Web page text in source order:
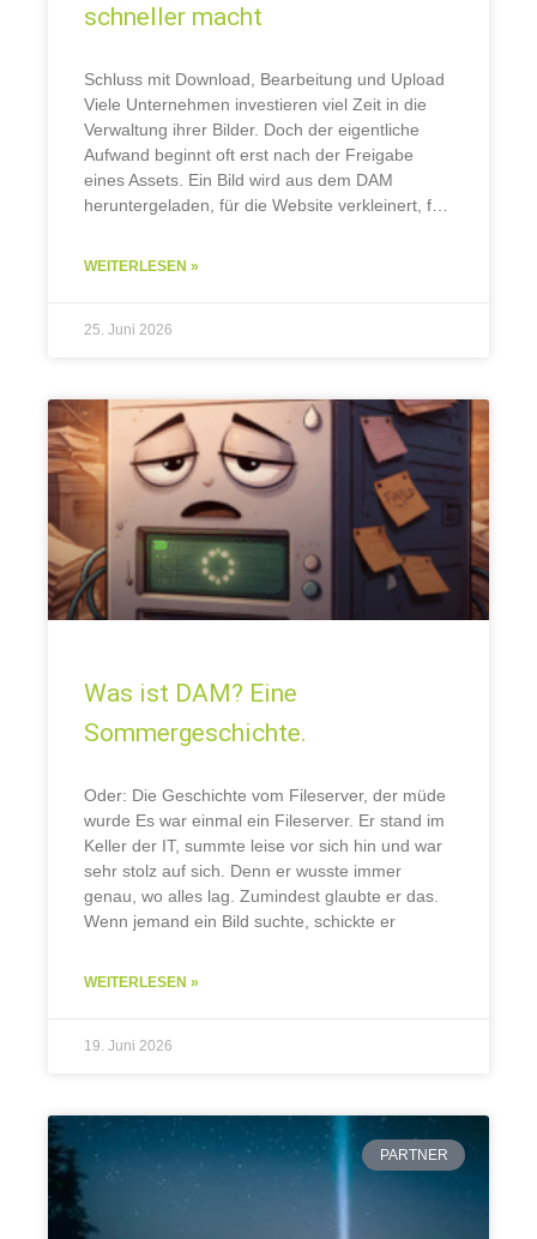
schneller macht
Schluss mit Download, Bearbeitung und Upload
Viele Unternehmen investieren viel Zeit in die
Verwaltung ihrer Bilder. Doch der eigentliche
Aufwand beginnt oft erst nach der Freigabe
eines Assets. Ein Bild wird aus dem DAM
heruntergeladen, für die Website verkleinert, für
WEITERLESEN »
25. Juni 2026
Was ist DAM? Eine
Sommergeschichte.
Oder: Die Geschichte vom Fileserver, der müde
wurde Es war einmal ein Fileserver. Er stand im
Keller der IT, summte leise vor sich hin und war
sehr stolz auf sich. Denn er wusste immer
genau, wo alles lag. Zumindest glaubte er das.
Wenn jemand ein Bild suchte, schickte er
WEITERLESEN »
19. Juni 2026
PARTNER